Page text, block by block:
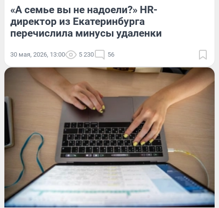
«А семье вы не надоели?» HR-
директор из Екатеринбурга
перечислила минусы удаленки
30 мая, 2026, 13:00 5 230 56